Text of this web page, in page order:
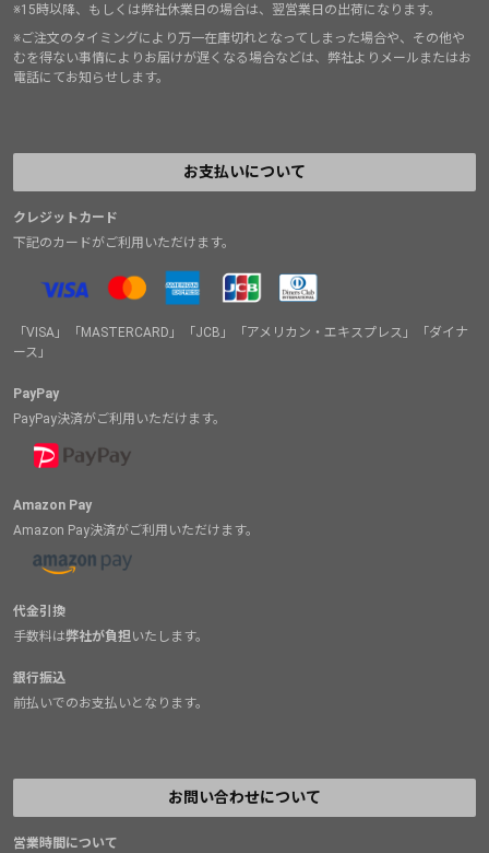
※15時以降、もしくは弊社休業日の場合は、翌営業日の出荷になります。
※ご注文のタイミングにより万一在庫切れとなってしまった場合や、その他や
むを得ない事情によりお届けが遅くなる場合などは、弊社よりメールまたはお
電話にてお知らせします。
お支払いについて
クレジットカード
下記のカードがご利用いただけます。
「VISA」「MASTERCARD」「JCB」「アメリカン・エキスプレス」「ダイナ
ース」
PayPay
PayPay決済がご利用いただけます。
Amazon Pay
Amazon Pay決済がご利用いただけます。
代金引換
手数料は弊社が負担 いたします。
銀行振込
前払いでのお支払いとなります。
お問い合わせについて
営業時間について